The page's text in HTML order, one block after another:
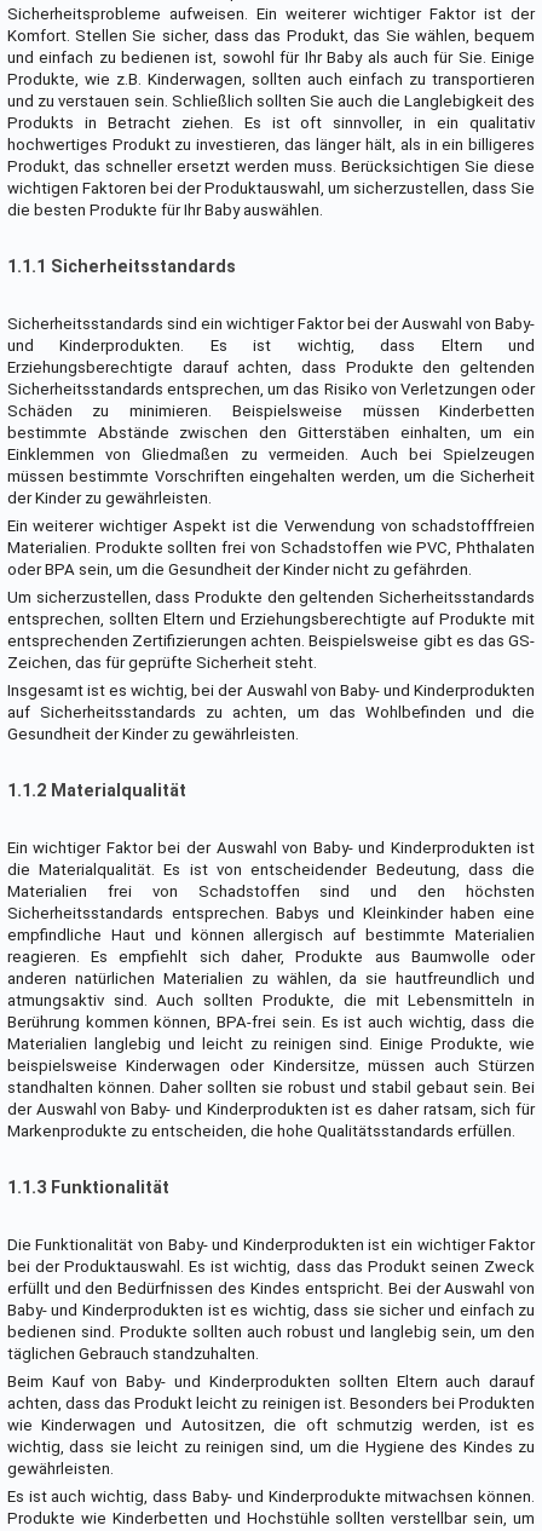
Sicherheitsprobleme aufweisen. Ein weiterer wichtiger Faktor ist der
Komfort. Stellen Sie sicher, dass das Produkt, das Sie wählen, bequem
und einfach zu bedienen ist, sowohl für Ihr Baby als auch für Sie. Einige
Produkte, wie z.B. Kinderwagen, sollten auch einfach zu transportieren
und zu verstauen sein. Schließlich sollten Sie auch die Langlebigkeit des
Produkts in Betracht ziehen. Es ist oft sinnvoller, in ein qualitativ
hochwertiges Produkt zu investieren, das länger hält, als in ein billigeres
Produkt, das schneller ersetzt werden muss. Berücksichtigen Sie diese
wichtigen Faktoren bei der Produktauswahl, um sicherzustellen, dass Sie
die besten Produkte für Ihr Baby auswählen.
1.1.1 Sicherheitsstandards
Sicherheitsstandards sind ein wichtiger Faktor bei der Auswahl von Baby-
und Kinderprodukten. Es ist wichtig, dass Eltern und
Erziehungsberechtigte darauf achten, dass Produkte den geltenden
Sicherheitsstandards entsprechen, um das Risiko von Verletzungen oder
Schäden zu minimieren. Beispielsweise müssen Kinderbetten
bestimmte Abstände zwischen den Gitterstäben einhalten, um ein
Einklemmen von Gliedmaßen zu vermeiden. Auch bei Spielzeugen
müssen bestimmte Vorschriften eingehalten werden, um die Sicherheit
der Kinder zu gewährleisten.
Ein weiterer wichtiger Aspekt ist die Verwendung von schadstofffreien
Materialien. Produkte sollten frei von Schadstoffen wie PVC, Phthalaten
oder BPA sein, um die Gesundheit der Kinder nicht zu gefährden.
Um sicherzustellen, dass Produkte den geltenden Sicherheitsstandards
entsprechen, sollten Eltern und Erziehungsberechtigte auf Produkte mit
entsprechenden Zertifizierungen achten. Beispielsweise gibt es das GS-
Zeichen, das für geprüfte Sicherheit steht.
Insgesamt ist es wichtig, bei der Auswahl von Baby- und Kinderprodukten
auf Sicherheitsstandards zu achten, um das Wohlbefinden und die
Gesundheit der Kinder zu gewährleisten.
1.1.2 Materialqualität
Ein wichtiger Faktor bei der Auswahl von Baby- und Kinderprodukten ist
die Materialqualität. Es ist von entscheidender Bedeutung, dass die
Materialien frei von Schadstoffen sind und den höchsten
Sicherheitsstandards entsprechen. Babys und Kleinkinder haben eine
empfindliche Haut und können allergisch auf bestimmte Materialien
reagieren. Es empfiehlt sich daher, Produkte aus Baumwolle oder
anderen natürlichen Materialien zu wählen, da sie hautfreundlich und
atmungsaktiv sind. Auch sollten Produkte, die mit Lebensmitteln in
Berührung kommen können, BPA-frei sein. Es ist auch wichtig, dass die
Materialien langlebig und leicht zu reinigen sind. Einige Produkte, wie
beispielsweise Kinderwagen oder Kindersitze, müssen auch Stürzen
standhalten können. Daher sollten sie robust und stabil gebaut sein. Bei
der Auswahl von Baby- und Kinderprodukten ist es daher ratsam, sich für
Markenprodukte zu entscheiden, die hohe Qualitätsstandards erfüllen.
1.1.3 Funktionalität
Die Funktionalität von Baby- und Kinderprodukten ist ein wichtiger Faktor
bei der Produktauswahl. Es ist wichtig, dass das Produkt seinen Zweck
erfüllt und den Bedürfnissen des Kindes entspricht. Bei der Auswahl von
Baby- und Kinderprodukten ist es wichtig, dass sie sicher und einfach zu
bedienen sind. Produkte sollten auch robust und langlebig sein, um den
täglichen Gebrauch standzuhalten.
Beim Kauf von Baby- und Kinderprodukten sollten Eltern auch darauf
achten, dass das Produkt leicht zu reinigen ist. Besonders bei Produkten
wie Kinderwagen und Autositzen, die oft schmutzig werden, ist es
wichtig, dass sie leicht zu reinigen sind, um die Hygiene des Kindes zu
gewährleisten.
Es ist auch wichtig, dass Baby- und Kinderprodukte mitwachsen können.
Produkte wie Kinderbetten und Hochstühle sollten verstellbar sein, um